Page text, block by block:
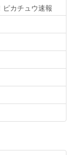
カチュウ速報